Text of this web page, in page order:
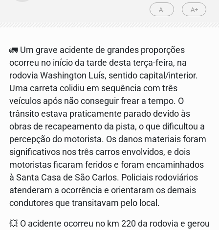
A- A+
🚛 Um grave acidente de grandes proporções
ocorreu no início da tarde desta terça-feira, na
rodovia Washington Luís, sentido capital/interior.
Uma carreta colidiu em sequência com três
veículos após não conseguir frear a tempo. O
trânsito estava praticamente parado devido às
obras de recapeamento da pista, o que dificultou a
percepção do motorista. Os danos materiais foram
significativos nos três carros envolvidos, e dois
motoristas ficaram feridos e foram encaminhados
à Santa Casa de São Carlos. Policiais rodoviários
atenderam a ocorrência e orientaram os demais
condutores que transitavam pelo local.
💥 O acidente ocorreu no km 220 da rodovia e gerou